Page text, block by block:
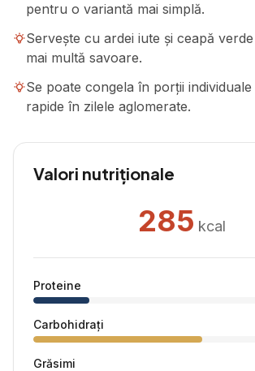
pentru o variantă mai simplă.
Servește cu ardei iute și ceapă
mai multă savoare.
Se poate congela în porții
rapide în zilele aglomerate.
Valori nutriționale
285 kcal
Proteine
Carbohidrați
Grăsimi